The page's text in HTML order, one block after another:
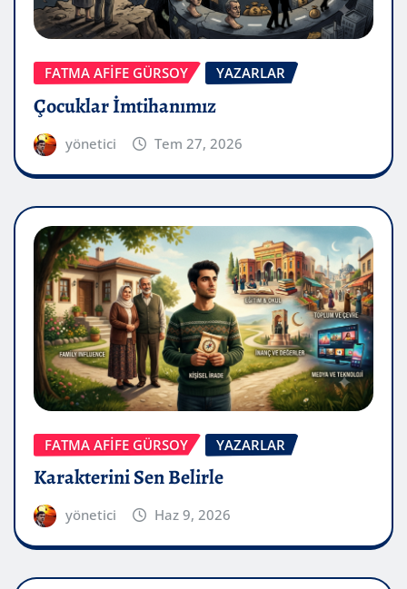
FATMA AFİFE GÜRSOY YAZARLAR
Çocuklar İmtihanımız
yönetici Tem 27, 2026
FATMA AFİFE GÜRSOY YAZARLAR
Karakterini Sen Belirle
yönetici Haz 9, 2026